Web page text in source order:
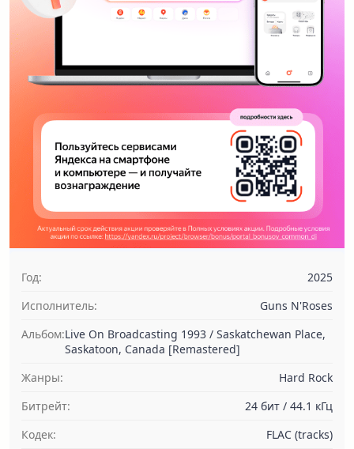
Год:
2025
Исполнитель:
Guns N'Roses
Альбом:Live On Broadcasting 1993 / Saskatchewan Place,
Saskatoon, Canada [Remastered]
Жанры:
Hard Rock
Битрейт:
24 бит / 44.1 кГц
Кодек:
FLAC (tracks)